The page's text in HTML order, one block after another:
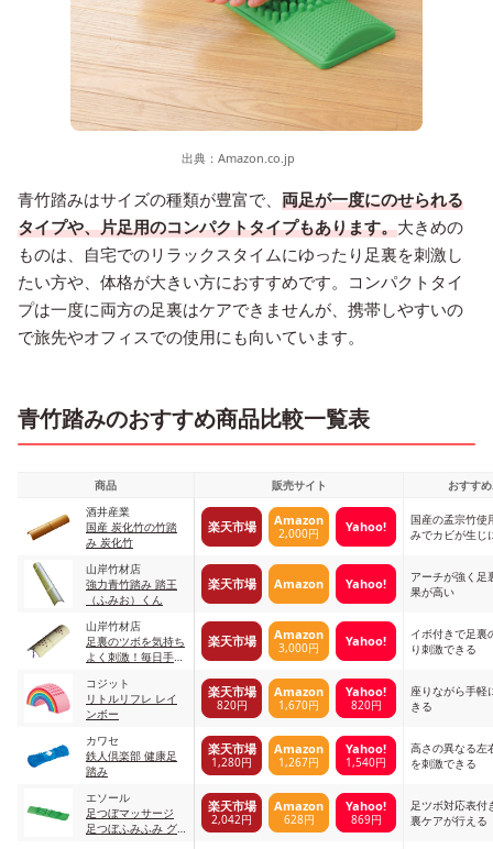
出典： Amazon.co.jp
青竹踏みはサイズの種類が豊富で、 両足が一度にのせられる
タイプや、片足用のコンパクトタイプもあります。大きめの
ものは、自宅でのリラックスタイムにゆったり足裏を刺激し
たい方や、体格が大きい方におすすめです。コンパクトタイ
プは一度に両方の足裏はケアできませんが、携帯しやすいの
で旅先やオフィスでの使用にも向いています。
青竹踏みのおすすめ商品比較一覧表
商品 販売サイト
おすす
酒井産業
国産 炭化竹の竹踏
み 炭化竹
楽天市場 Amazon
2,000円 Yahoo!
国産の孟宗竹使
みでカビが生じ
山岸竹材店
強力青竹踏み 踏王
（ふみお）くん
楽天市場 Amazon Yahoo!
アーチが強く足
果が高い
山岸竹材店
足裏のツボを気持ち
よく刺激！毎日手軽
康竹踏み
楽天市場 Amazon
3,000円 Yahoo!
イボ付きで足裏
り刺激できる
コジット
リトルリフレ レイ
ンボー
楽天市場
820円
Amazon
1,670円
Yahoo!
820円
座りながら手軽
きる
カワセ
鉄人倶楽部 健康足
踏み
楽天市場
1,280円
Amazon
1,267円
Yahoo!
1,540円
高さの異なる左
を刺激できる
エソール
足つぼマッサージ
足つぼふみふみ グ
楽天市場
2,042円
Amazon
628円
Yahoo!
869円
足ツボ対応表付
裏ケアが行える